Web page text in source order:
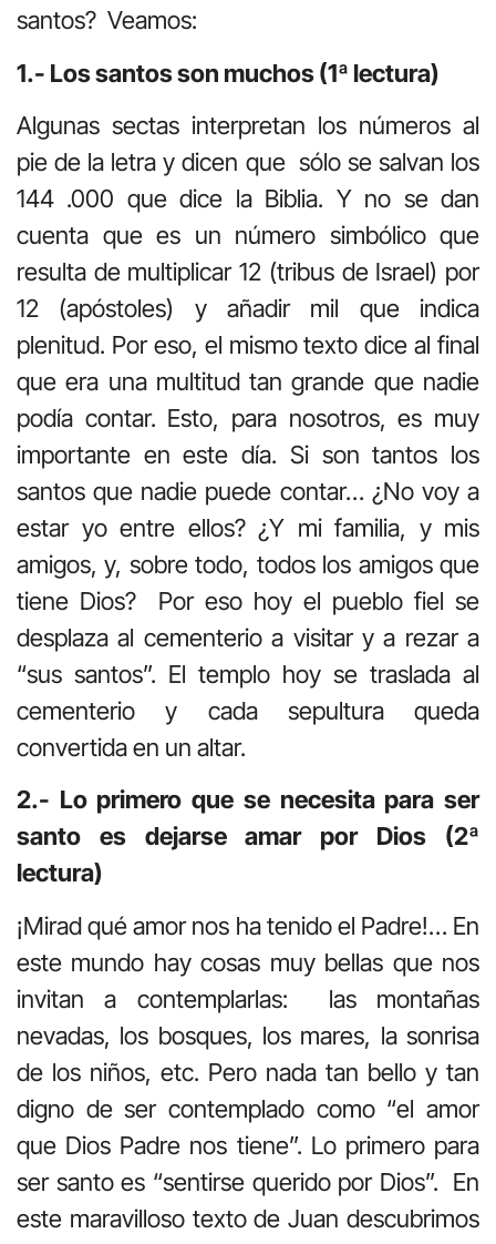
santos? Veamos:
1.- Los santos son muchos (1ª lectura)
Algunas sectas interpretan los números al
pie de la letra y dicen que sólo se salvan los
144 .000 que dice la Biblia. Y no se dan
cuenta que es un número simbólico que
resulta de multiplicar 12 (tribus de Israel) por
12 (apóstoles) y añadir mil que indica
plenitud. Por eso, el mismo texto dice al final
que era una multitud tan grande que nadie
podía contar. Esto, para nosotros, es muy
importante en este día. Si son tantos los
santos que nadie puede contar… ¿No voy a
estar yo entre ellos? ¿Y mi familia, y mis
amigos, y, sobre todo, todos los amigos que
tiene Dios? Por eso hoy el pueblo fiel se
desplaza al cementerio a visitar y a rezar a
“sus santos”. El templo hoy se traslada al
cementerio y cada sepultura queda
convertida en un altar.
2.- Lo primero que se necesita para ser
santo es dejarse amar por Dios (2ª
lectura)
¡Mirad qué amor nos ha tenido el Padre!… En
este mundo hay cosas muy bellas que nos
invitan a contemplarlas: las montañas
nevadas, los bosques, los mares, la sonrisa
de los niños, etc. Pero nada tan bello y tan
digno de ser contemplado como “el amor
que Dios Padre nos tiene”. Lo primero para
ser santo es “sentirse querido por Dios”. En
este maravilloso texto de Juan descubrimos